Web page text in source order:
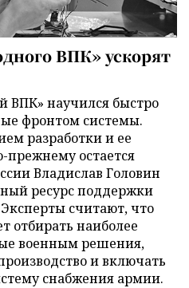
ВПК» ускорят
ВПК» научился быстро
фронтом системы.
разработки и ее
прежнему остается
Владислав Головин
ресурс поддержки
считают, что
отбирать наиболее
военным решения,
и включать
снабжения армии.